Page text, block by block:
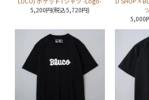
5,200円(税込5,720円)
5,000